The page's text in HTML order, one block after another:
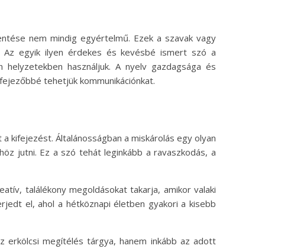
nem mindig egyértelmű. Ezek a szavak vagy
Az egyik ilyen érdekes és kevésbé ismert szó a
használjuk. A nyelv gazdagsága és
tehetjük kommunikációnkat.
kifejezést. Általánosságban a miskárolás egy olyan
jutni. Ez a szó tehát leginkább a ravaszkodás, a
találékony megoldásokat takarja, amikor valaki
el, ahol a hétköznapi életben gyakori a kisebb
erkölcsi megítélés tárgya, hanem inkább az adott